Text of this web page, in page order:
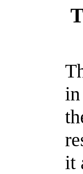
in
it